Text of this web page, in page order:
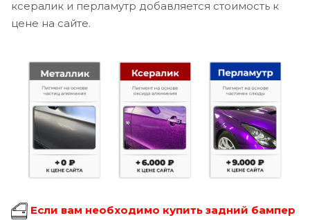
ксералик и перламутр добавляется стоимость к
цене на сайте.
Если вам необходимо купить задний бампер